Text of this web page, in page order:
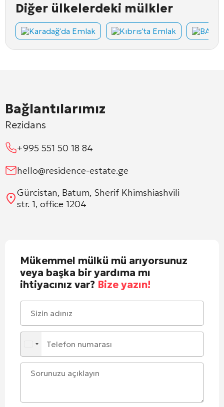
Diğer ülkelerdeki mülkler
Karadağ'da Emlak Kıbrıs'ta Emlak
Bağlantılarımız
Rezidans
+995 551 50 18 84
hello@residence-estate.ge
Gürcistan, Batum, Sherif Khimshiashvili
str. 1, office 1204
Mükemmel mülkü mü arıyorsunuz
veya başka bir yardıma mı
ihtiyacınız var? Bize yazın!